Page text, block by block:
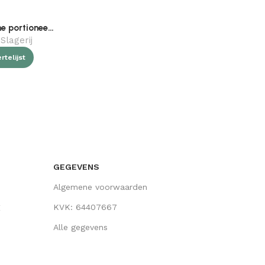
Ramon automatische portioneerder
Slagerij
GEGEVENS
Algemene voorwaarden
KVK: 64407667
Alle gegevens